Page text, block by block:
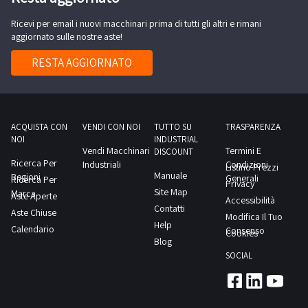
dal
giorno
concordato:
1
giorno
n.
1
macchinario
&
C,
modello
“2
aghi”
Rimoldi
n.
261-
11-
01;-
industriale
Ricevi per email i nuovi macchinari prima di tutti gli altri e rimani
aggiornato sulle nostre aste!
RESTA AGGIORNATO
ACQUISTA CON
NOI
Ricerca Per
Regioni
Ricerca Per
Marca
Aste Aperte
Aste Chiuse
Calendario
VENDI CON NOI
Vendi Macchinari
Industriali
TUTTO SU
INDUSTRIAL
DISCOUNT
Manuale
Site Map
Contatti
Help
Blog
TRASPARENZA
Termini E
Condizioni
Generali
Listino Prezzi
Privacy
Accessibilità
Modifica Il Tuo
Consenso
Cookies
SOCIAL